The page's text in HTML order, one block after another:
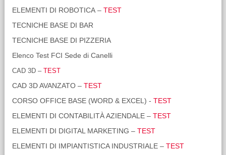
ELEMENTI DI ROBOTICA – TEST
TECNICHE BASE DI BAR
TECNICHE BASE DI PIZZERIA
Elenco Test FCI Sede di Canelli
CAD 3D – TEST
CAD 3D AVANZATO – TEST
CORSO OFFICE BASE (WORD & EXCEL) - TEST
ELEMENTI DI CONTABILITÀ AZIENDALE – TEST
ELEMENTI DI DIGITAL MARKETING – TEST
ELEMENTI DI IMPIANTISTICA INDUSTRIALE – TEST